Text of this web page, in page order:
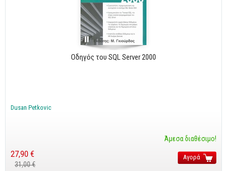
Προσωπική Βελτίωση
Γεωπονικά
Οδηγός του SQL Server 2000
Dusan Petkovic
Άμεσα διαθέσιμο!
27,90 €
31,00 €
Αγορά